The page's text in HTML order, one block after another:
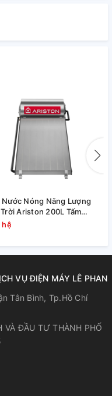
Nước Nóng Năng Lượng
Ariston 200L Tấm
Kairos Thermo DR-2
hệ
VỤ ĐIỆN MÁY LÊ PHAN
Tân Bình, Tp.Hồ Chí
VÀ ĐẦU TƯ THÀNH PHỐ